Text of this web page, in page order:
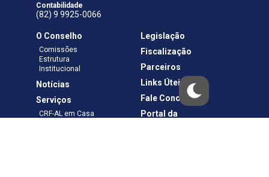
Contabilidade
(82) 9 9925-0066
O Conselho
Comissões
Estrutura
Institucional
Notícias
Serviços
CRF-AL em Casa
Legislação
Fiscalização
Parceiros
Links Úteis
Fale Conosco
Portal da